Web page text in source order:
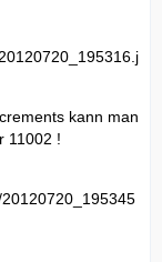
kann man
11002 !